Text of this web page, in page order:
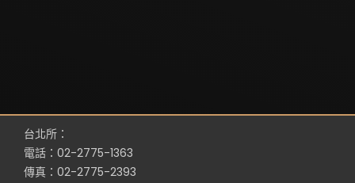
台北所：
電話：02-2775-1363
傳真：02-2775-2393